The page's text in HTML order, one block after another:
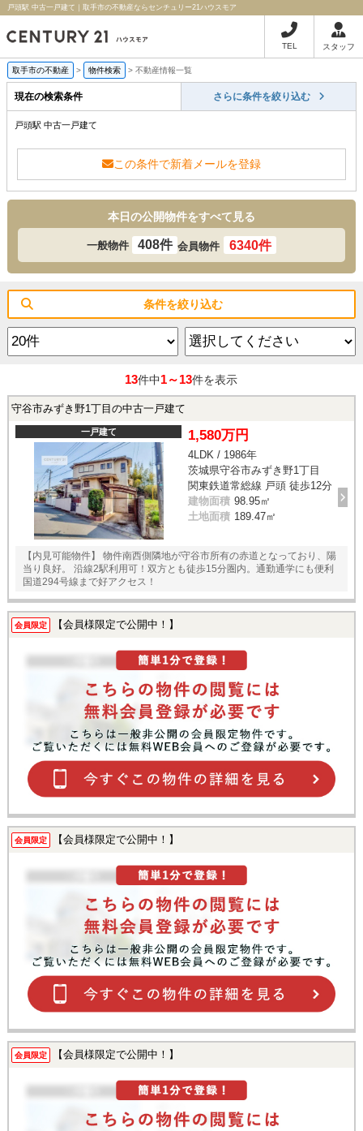
戸頭駅 中古一戸建て｜取手市の不動産ならセンチュリー21ハウスモア
TEL スタッフ
取手市の不動産 > 物件検索 > 不動産情報一覧
現在の検索条件 さらに条件を絞り込む
戸頭駅 中古一戸建て
この条件で新着メールを登録
本日の公開物件をすべて見る
一般物件 408件 会員物件 6340件
条件を絞り込む
13件中1～13件を表示
守谷市みずき野1丁目の中古一戸建て
一戸建て 1,580万円
4LDK / 1986年
茨城県守谷市みずき野1丁目
関東鉄道常総線 戸頭 徒歩12分
建物面積 98.95㎡
土地面積 189.47㎡
【内見可能物件】 物件南西側隣地が守谷市所有の赤道となっており、陽
当り良好。 沿線2駅利用可！双方とも徒歩15分圏内。通勤通学にも便利
国道294号線まで好アクセス！
会員限定 【会員様限定で公開中！】
会員限定 【会員様限定で公開中！】
会員限定 【会員様限定で公開中！】